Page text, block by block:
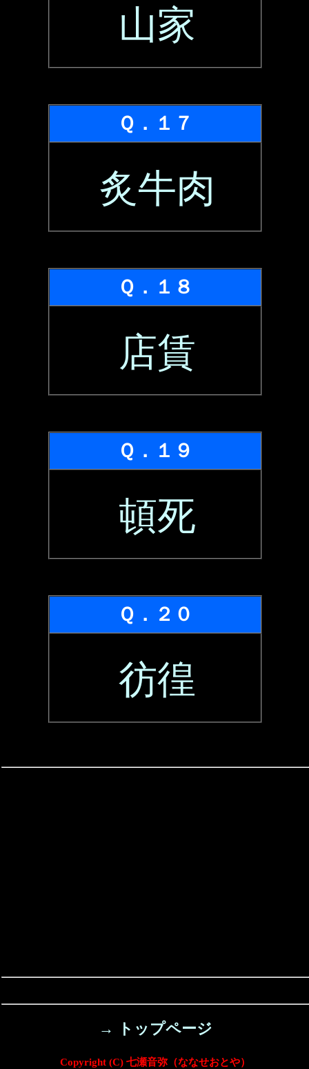
山家
Ｑ．１７
炙牛肉
Ｑ．１８
店賃
Ｑ．１９
頓死
Ｑ．２０
彷徨
→ トップページ
Copyright (C) 七瀬音弥（ななせおとや）